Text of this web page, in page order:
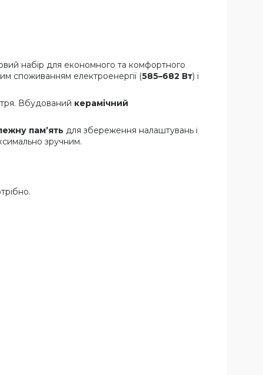
набір для економного та комфортного
споживанням електроенергії (585–682 Вт) і
Вбудований керамічний
пам’ять для збереження налаштувань і
зручним.